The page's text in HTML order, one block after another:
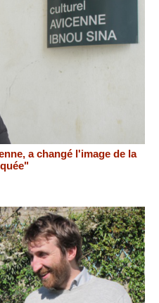
a changé l'image de la